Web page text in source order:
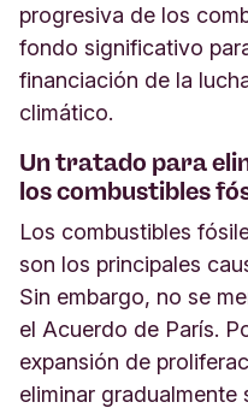
progresiva de los
fondo significativo
financiación de la
climático.
Un tratado para
los combustibles
Los combustibles
son los principales
Sin embargo, no se
el Acuerdo de París.
expansión de
eliminar